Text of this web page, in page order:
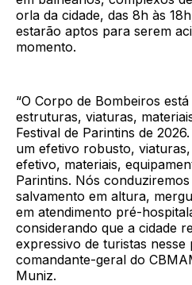
orla da cidade, das 8h às
estarão aptos para serem
momento.
“O Corpo de Bombeiros
estruturas, viaturas,
Festival de Parintins de
um efetivo robusto,
efetivo, materiais,
Parintins. Nós
salvamento em altura,
em atendimento pré-
considerando que a cidade
expressivo de turistas nesse
comandante-geral do
Muniz.